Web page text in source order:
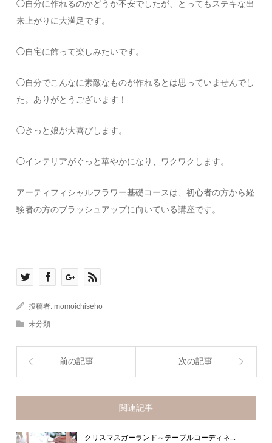
◯自分に作れるのかどうか不安でしたが、とってもステキな出
来上がりに大満足です。
◯自宅に飾って楽しみたいです。
◯自分でこんなに素敵なものが作れるとは思っていませんでし
た。ありがとうございます！
◯きっと娘が大喜びします。
◯インテリアがぐっと華やかになり、ワクワクします。
アーティフィシャルフラワー基礎コースは、初心者の方から経
験者の方のブラッシュアップに向いている講座です。
投稿者:momoichiseho
未分類
前の記事 次の記事
関連記事
クリスマスガーランド～テーブルコーディネ...